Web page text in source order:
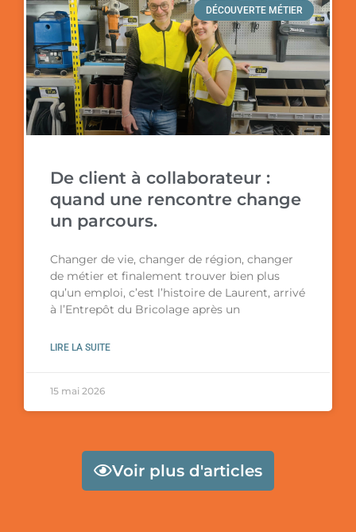
Salut c'est nous...
les Cookies !
DÉCOUVERTE MÉTIER
De client à collaborateur :
quand une rencontre change
un parcours.
Changer de vie, changer de région, changer
de métier et finalement trouver bien plus
qu’un emploi, c’est l’histoire de Laurent, arrivé
à l’Entrepôt du Bricolage après un
LIRE LA SUITE
15 mai 2026
Voir plus d'articles